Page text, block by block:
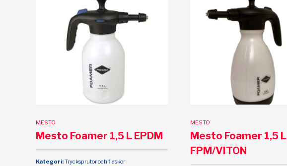
MESTO
Mesto Foamer 1,5 L EPDM
Kategori:Trycksprutor och flaskor
MESTO
Mesto Foamer 1,5 L
FPM/VITON